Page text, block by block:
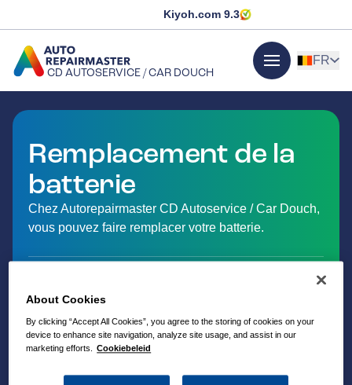
Kiyoh.com 9.3
CD AUTOSERVICE / CAR DOUCH menu
FR
Remplacement de la
batterie
Chez Autorepairmaster CD Autoservice / Car Douch,
vous pouvez faire remplacer votre batterie.
About Cookies
By clicking “Accept All Cookies”, you agree to the storing of cookies on your
device to enhance site navigation, analyze site usage, and assist in our
marketing efforts. Cookiebeleid